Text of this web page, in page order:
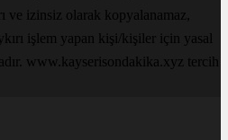
ve izinsiz olarak kopyalanamaz,
işlem yapan kişi/kişiler için yasal
www.kayserisondakika.xyz tercih